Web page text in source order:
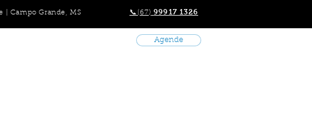
| Campo Grande, MS 📞(67) 99917 1326
Agende